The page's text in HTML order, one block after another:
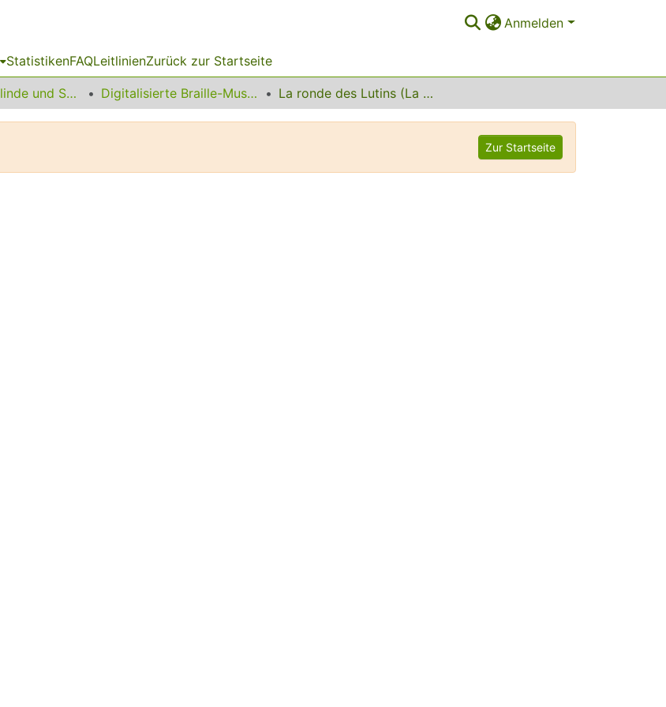
Anmelden
StatistikenFAQLeitlinienZurück zur Startseite
Service für Blinde und Sehbehinderte Digitalisierte Braille-Musik-Matrizen des VzfB La ronde des Lutins (La redda dei Folletti)
Zur Startseite